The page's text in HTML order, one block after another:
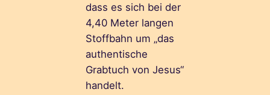
dass es sich bei der
4,40 Meter langen
Stoffbahn um „das
authentische
Grabtuch von Jesus“
handelt.